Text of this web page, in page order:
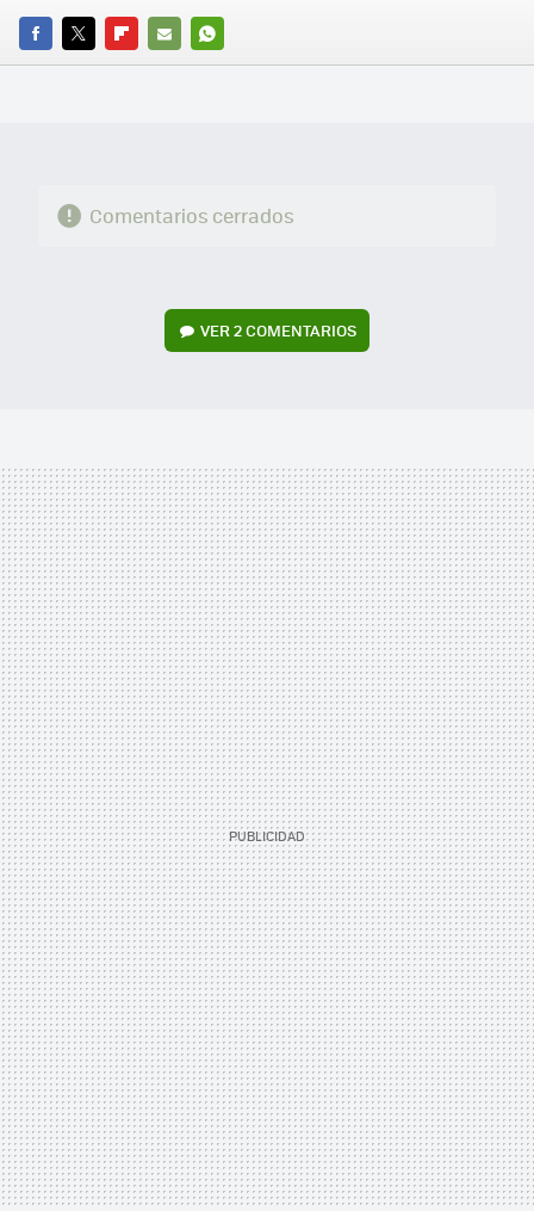
FACEBOOK
TWITTERFLIPBOARD
E-
WHATSAPP
Comentarios cerrados
VER2 COMENTARIOS